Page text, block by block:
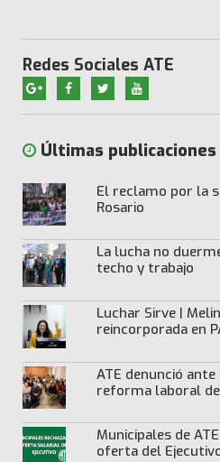
Redes Sociales ATE
Últimas publicaciones
El reclamo por la
Rosario
La lucha no
techo y trabajo
Luchar Sirve |
reincorporada en
ATE denunció
reforma laboral
Municipales de
oferta del